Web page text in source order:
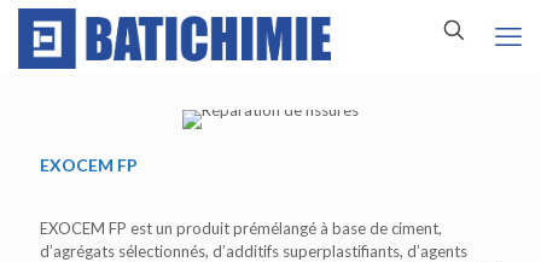
EXOCEM FP
EXOCEM FP est un produit prémélangé à base de ciment,
d’agrégats sélectionnés, d’additifs superplastifiants, d’agents